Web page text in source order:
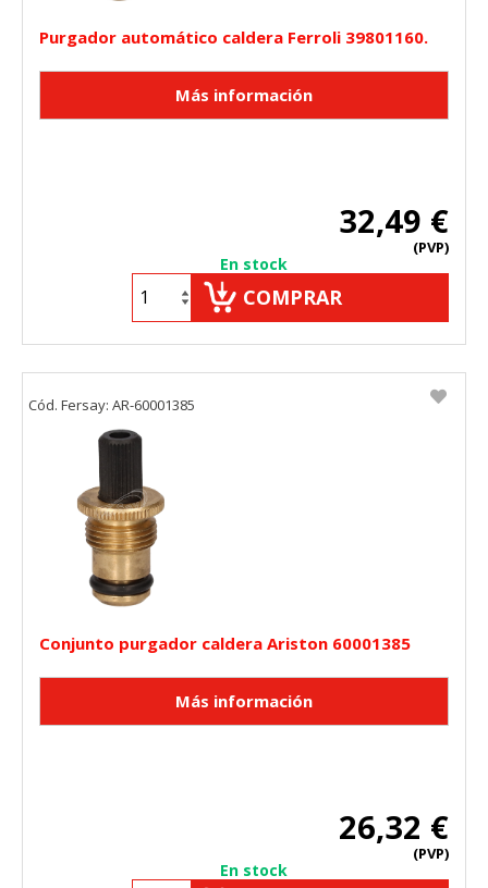
Purgador automático caldera Ferroli 39801160.
32,49 €
(PVP)
En stock
COMPRAR
Conjunto purgador caldera Ariston 60001385
26,32 €
(PVP)
En stock
Cód. Fersay: AR-60001385